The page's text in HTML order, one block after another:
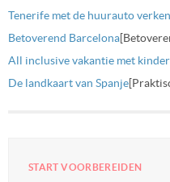
Tenerife met de huurauto
Betoverend Barcelona
All inclusive vakantie met
De landkaart van Spanje
START VOORBEREIDEN